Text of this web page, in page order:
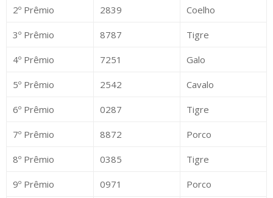
2º Prêmio 2839 Coelho
3º Prêmio 8787 Tigre
4º Prêmio 7251 Galo
5º Prêmio 2542 Cavalo
6º Prêmio 0287 Tigre
7º Prêmio 8872 Porco
8º Prêmio 0385 Tigre
9º Prêmio 0971 Porco